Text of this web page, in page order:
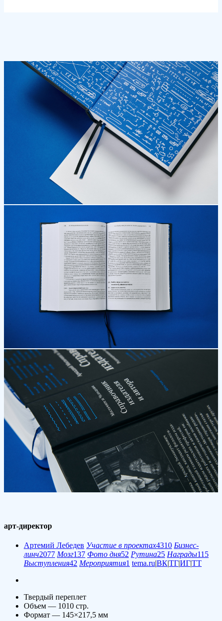
арт-директор
Артемий Лебедев Участие в проектах4310 Бизнес-
линч2077 Мозг137 Фото дня52 Рутина25 Награды115
Выступления42 Мероприятия1 tema.ru|ВК|ТГ|ИГ|ТТ
Твердый переплет
Объем — 1010 стр.
Формат — 145×217,5 мм